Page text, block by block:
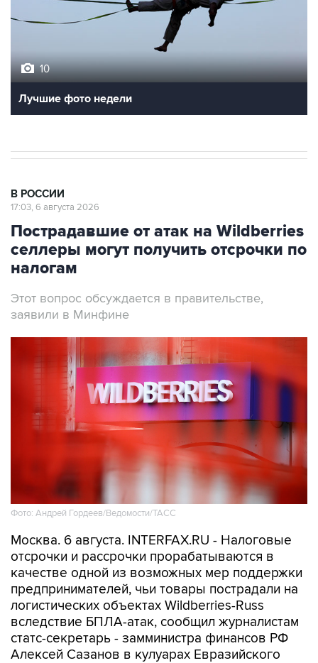
10
Лучшие фото недели
В РОССИИ
17:03, 6 августа 2026
Пострадавшие от атак на Wildberries
селлеры могут получить отсрочки по
налогам
Этот вопрос обсуждается в правительстве,
заявили в Минфине
Фото: Андрей Гордеев/Ведомости/ТАСС
Москва. 6 августа. INTERFAX.RU - Налоговые
отсрочки и рассрочки прорабатываются в
качестве одной из возможных мер поддержки
предпринимателей, чьи товары пострадали на
логистических объектах Wildberries-Russ
вследствие БПЛА-атак, сообщил журналистам
статс-секретарь - замминистра финансов РФ
Алексей Сазанов в кулуарах Евразийского